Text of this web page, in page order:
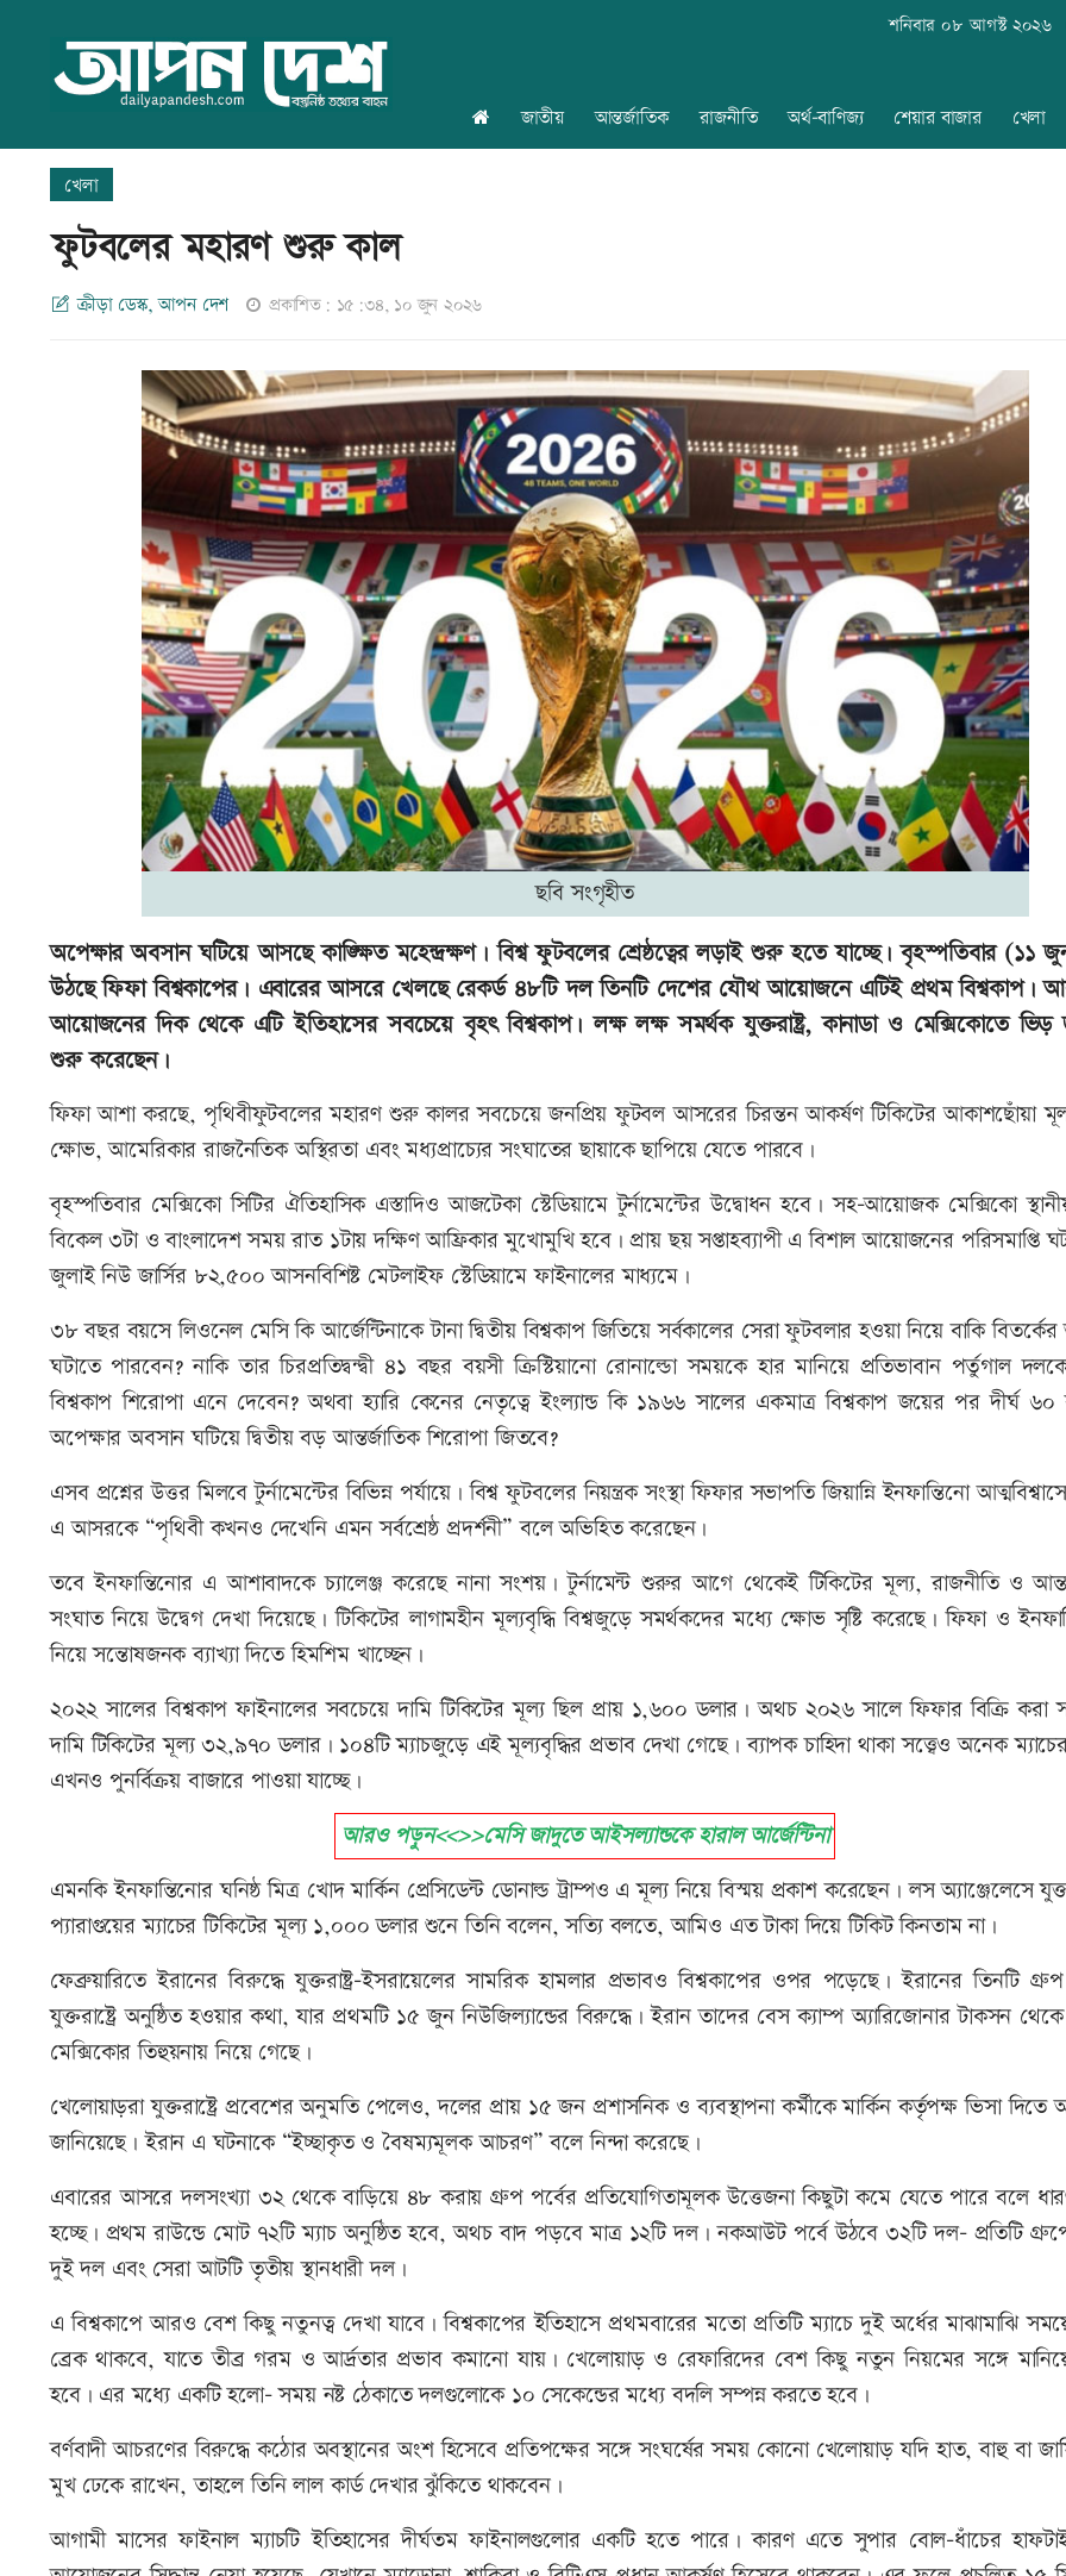
শনিবার ০৮ আগস্ট ২০২৬
জাতীয় আন্তর্জাতিক রাজনীতি অর্থ-বাণিজ্য শেয়ার বাজার খেলা
খেলা
ফুটবলের মহারণ শুরু কাল
ক্রীড়া ডেস্ক, আপন দেশ প্রকাশিত: ১৫:৩৪, ১০ জুন ২০২৬
ছবি সংগৃহীত
অপেক্ষার অবসান ঘটিয়ে আসছে কাঙ্ক্ষিত মহেন্দ্রক্ষণ। বিশ্ব ফুটবলের শ্রেষ্ঠত্বের লড়াই শুরু হতে যাচ্ছে। বৃহস্পতিবার (১১
উঠছে ফিফা বিশ্বকাপের। এবারের আসরে খেলছে রেকর্ড ৪৮টি দল তিনটি দেশের যৌথ আয়োজনে এটিই প্রথম বিশ্বকাপ।
আয়োজনের দিক থেকে এটি ইতিহাসের সবচেয়ে বৃহৎ বিশ্বকাপ। লক্ষ লক্ষ সমর্থক যুক্তরাষ্ট্র, কানাডা ও মেক্সিকোতে ভিড়
শুরু করেছেন।
ফিফা আশা করছে, পৃথিবীফুটবলের মহারণ শুরু কালর সবচেয়ে জনপ্রিয় ফুটবল আসরের চিরন্তন আকর্ষণ টিকিটের আকাশছোঁয়া
ক্ষোভ, আমেরিকার রাজনৈতিক অস্থিরতা এবং মধ্যপ্রাচ্যের সংঘাতের ছায়াকে ছাপিয়ে যেতে পারবে।
বৃহস্পতিবার মেক্সিকো সিটির ঐতিহাসিক এস্তাদিও আজটেকা স্টেডিয়ামে টুর্নামেন্টের উদ্বোধন হবে। সহ-আয়োজক মেক্সিকো
বিকেল ৩টা ও বাংলাদেশ সময় রাত ১টায় দক্ষিণ আফ্রিকার মুখোমুখি হবে। প্রায় ছয় সপ্তাহব্যাপী এ বিশাল আয়োজনের পরিসমাপ্তি
জুলাই নিউ জার্সির ৮২,৫০০ আসনবিশিষ্ট মেটলাইফ স্টেডিয়ামে ফাইনালের মাধ্যমে।
৩৮ বছর বয়সে লিওনেল মেসি কি আর্জেন্টিনাকে টানা দ্বিতীয় বিশ্বকাপ জিতিয়ে সর্বকালের সেরা ফুটবলার হওয়া নিয়ে বাকি
ঘটাতে পারবেন? নাকি তার চিরপ্রতিদ্বন্দ্বী ৪১ বছর বয়সী ক্রিস্টিয়ানো রোনাল্ডো সময়কে হার মানিয়ে প্রতিভাবান পর্তুগাল
বিশ্বকাপ শিরোপা এনে দেবেন? অথবা হ্যারি কেনের নেতৃত্বে ইংল্যান্ড কি ১৯৬৬ সালের একমাত্র বিশ্বকাপ জয়ের পর দীর্ঘ
অপেক্ষার অবসান ঘটিয়ে দ্বিতীয় বড় আন্তর্জাতিক শিরোপা জিতবে?
এসব প্রশ্নের উত্তর মিলবে টুর্নামেন্টের বিভিন্ন পর্যায়ে। বিশ্ব ফুটবলের নিয়ন্ত্রক সংস্থা ফিফার সভাপতি জিয়ান্নি ইনফান্তিনো
এ আসরকে “পৃথিবী কখনও দেখেনি এমন সর্বশ্রেষ্ঠ প্রদর্শনী” বলে অভিহিত করেছেন।
তবে ইনফান্তিনোর এ আশাবাদকে চ্যালেঞ্জ করেছে নানা সংশয়। টুর্নামেন্ট শুরুর আগে থেকেই টিকিটের মূল্য, রাজনীতি ও
সংঘাত নিয়ে উদ্বেগ দেখা দিয়েছে। টিকিটের লাগামহীন মূল্যবৃদ্ধি বিশ্বজুড়ে সমর্থকদের মধ্যে ক্ষোভ সৃষ্টি করেছে। ফিফা ও
নিয়ে সন্তোষজনক ব্যাখ্যা দিতে হিমশিম খাচ্ছেন।
২০২২ সালের বিশ্বকাপ ফাইনালের সবচেয়ে দামি টিকিটের মূল্য ছিল প্রায় ১,৬০০ ডলার। অথচ ২০২৬ সালে ফিফার বিক্রি করা
দামি টিকিটের মূল্য ৩২,৯৭০ ডলার। ১০৪টি ম্যাচজুড়ে এই মূল্যবৃদ্ধির প্রভাব দেখা গেছে। ব্যাপক চাহিদা থাকা সত্ত্বেও অনেক
এখনও পুনর্বিক্রয় বাজারে পাওয়া যাচ্ছে।
আরও পড়ুন<<>>মেসি জাদুতে আইসল্যান্ডকে হারাল আর্জেন্টিনা
এমনকি ইনফান্তিনোর ঘনিষ্ঠ মিত্র খোদ মার্কিন প্রেসিডেন্ট ডোনাল্ড ট্রাম্পও এ মূল্য নিয়ে বিস্ময় প্রকাশ করেছেন। লস অ্যাঞ্জেলেসে
প্যারাগুয়ের ম্যাচের টিকিটের মূল্য ১,০০০ ডলার শুনে তিনি বলেন, সত্যি বলতে, আমিও এত টাকা দিয়ে টিকিট কিনতাম না।
ফেব্রুয়ারিতে ইরানের বিরুদ্ধে যুক্তরাষ্ট্র-ইসরায়েলের সামরিক হামলার প্রভাবও বিশ্বকাপের ওপর পড়েছে। ইরানের তিনটি
যুক্তরাষ্ট্রে অনুষ্ঠিত হওয়ার কথা, যার প্রথমটি ১৫ জুন নিউজিল্যান্ডের বিরুদ্ধে। ইরান তাদের বেস ক্যাম্প অ্যারিজোনার টাকসন
মেক্সিকোর তিহুয়নায় নিয়ে গেছে।
খেলোয়াড়রা যুক্তরাষ্ট্রে প্রবেশের অনুমতি পেলেও, দলের প্রায় ১৫ জন প্রশাসনিক ও ব্যবস্থাপনা কর্মীকে মার্কিন কর্তৃপক্ষ ভিসা দিতে
জানিয়েছে। ইরান এ ঘটনাকে “ইচ্ছাকৃত ও বৈষম্যমূলক আচরণ” বলে নিন্দা করেছে।
এবারের আসরে দলসংখ্যা ৩২ থেকে বাড়িয়ে ৪৮ করায় গ্রুপ পর্বের প্রতিযোগিতামূলক উত্তেজনা কিছুটা কমে যেতে পারে বলে
হচ্ছে। প্রথম রাউন্ডে মোট ৭২টি ম্যাচ অনুষ্ঠিত হবে, অথচ বাদ পড়বে মাত্র ১২টি দল। নকআউট পর্বে উঠবে ৩২টি দল- প্রতিটি
দুই দল এবং সেরা আটটি তৃতীয় স্থানধারী দল।
এ বিশ্বকাপে আরও বেশ কিছু নতুনত্ব দেখা যাবে। বিশ্বকাপের ইতিহাসে প্রথমবারের মতো প্রতিটি ম্যাচে দুই অর্ধের মাঝামাঝি
ব্রেক থাকবে, যাতে তীব্র গরম ও আর্দ্রতার প্রভাব কমানো যায়। খেলোয়াড় ও রেফারিদের বেশ কিছু নতুন নিয়মের সঙ্গে
হবে। এর মধ্যে একটি হলো- সময় নষ্ট ঠেকাতে দলগুলোকে ১০ সেকেন্ডের মধ্যে বদলি সম্পন্ন করতে হবে।
বর্ণবাদী আচরণের বিরুদ্ধে কঠোর অবস্থানের অংশ হিসেবে প্রতিপক্ষের সঙ্গে সংঘর্ষের সময় কোনো খেলোয়াড় যদি হাত, বাহু বা
মুখ ঢেকে রাখেন, তাহলে তিনি লাল কার্ড দেখার ঝুঁকিতে থাকবেন।
আগামী মাসের ফাইনাল ম্যাচটি ইতিহাসের দীর্ঘতম ফাইনালগুলোর একটি হতে পারে। কারণ এতে সুপার বোল-ধাঁচের